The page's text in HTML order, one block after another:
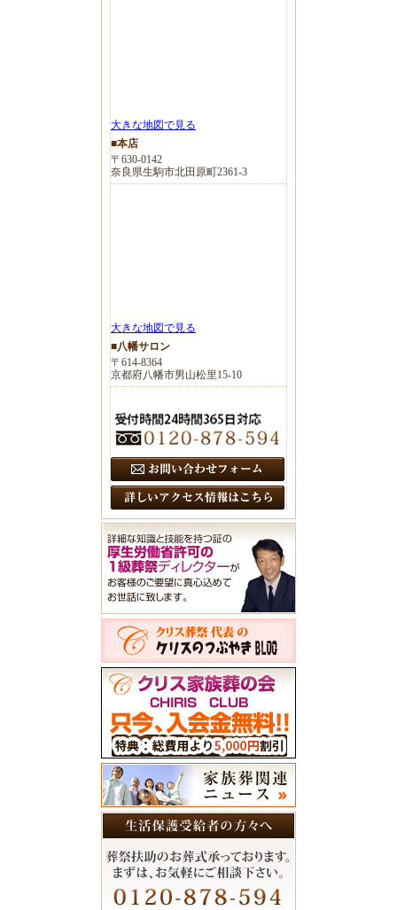
大きな地図で見る
■本店
〒630-0142
奈良県生駒市北田原町2361-3
大きな地図で見る
■八幡サロン
〒614-8364
京都府八幡市男山松里15-10